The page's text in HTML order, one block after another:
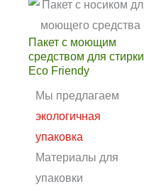
Пакет с моющим
средством для стирки
Eco Friendy
Мы предлагаем
экологичная
упаковка
Материалы для
упаковки